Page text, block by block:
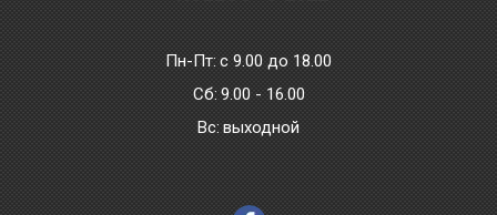
Пн-Пт:с 9.00 до 18.00
Сб: 9.00 - 16.00
Bc: выходной